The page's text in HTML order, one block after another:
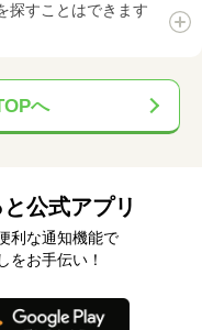
探すことはできます
へ
公式アプリ
利な通知機能で
をお手伝い！